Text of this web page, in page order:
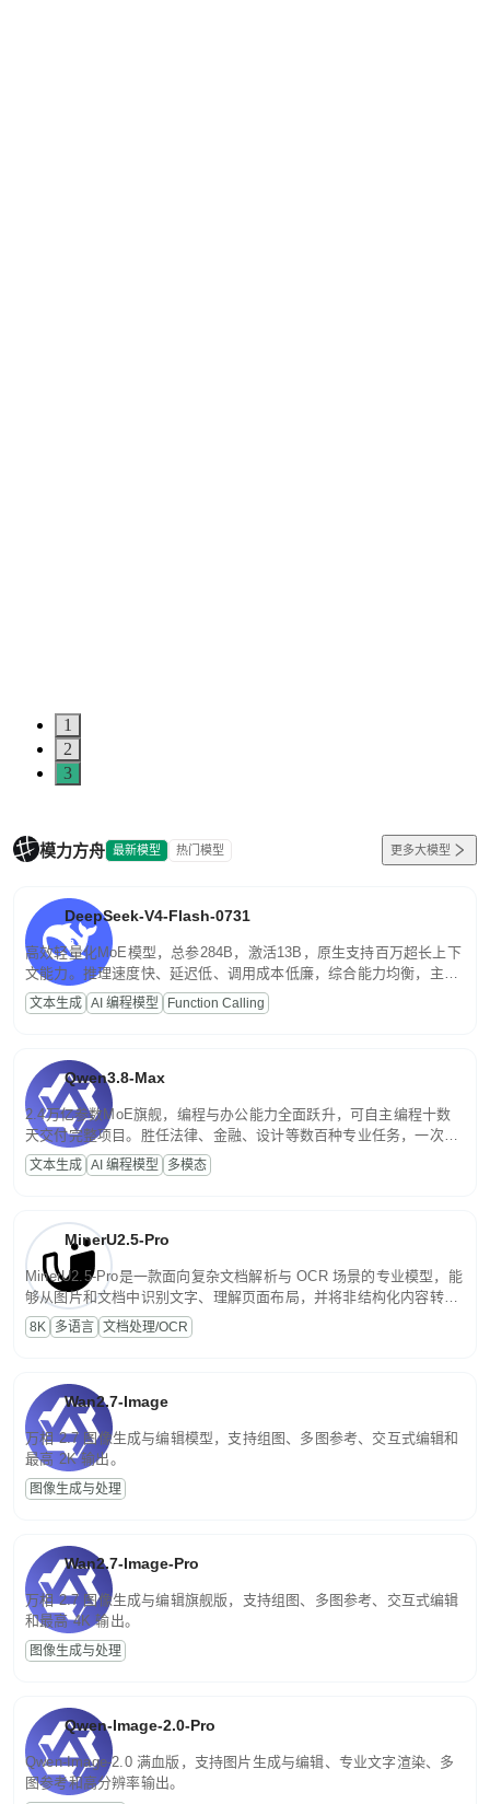
1
2
3
模力方舟 最新模型 热门模型 更多大模型
DeepSeek-V4-Flash-0731
高效轻量化MoE模型，总参284B，激活13B，原生支持百万超长上下
文能力。推理速度快、延迟低、调用成本低廉，综合能力均衡，主打
高并发、轻量化任务，适合日常对话、内容创作、基础 RAG、批量
文案处理等普惠刚需场景。
文本生成 AI 编程模型 Function Calling
Qwen3.8-Max
2.4万亿参数MoE旗舰，编程与办公能力全面跃升，可自主编程十数
天交付完整项目。胜任法律、金融、设计等数百种专业任务，一次对
话端到端交付生产级成果。原生视觉理解贯穿规划、执行与验证全流
程，支持超长文档与长视频的深度语义解析。长程任务中自主规划与
文本生成 AI 编程模型 多模态
MinerU2.5-Pro
MinerU2.5-Pro是一款面向复杂文档解析与 OCR 场景的专业模型，能
够从图片和文档中识别文字、理解页面布局，并将非结构化内容转换
为便于存储、检索和二次处理的结构化结果。
8K 多语言 文档处理/OCR
Wan2.7-Image
万相 2.7 图像生成与编辑模型，支持组图、多图参考、交互式编辑和
最高 2K 输出。
图像生成与处理
Wan2.7-Image-Pro
万相 2.7 图像生成与编辑旗舰版，支持组图、多图参考、交互式编辑
和最高 4K 输出。
图像生成与处理
Qwen-Image-2.0-Pro
Qwen-Image-2.0 满血版，支持图片生成与编辑、专业文字渲染、多
图参考和高分辨率输出。